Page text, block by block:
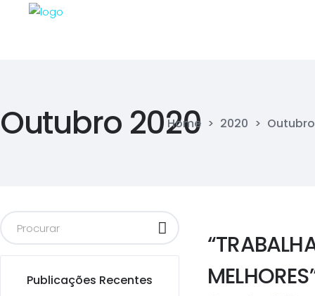
Outubro 2020
Home > 2020 > Outubro
Publicações Recentes